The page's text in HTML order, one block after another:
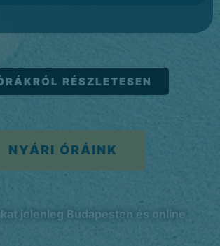
RÉSZLETESEN
NYÁRI ÓRÁINK
jelenleg Budapesten és online